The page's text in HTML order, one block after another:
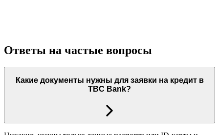
Ответы на частые вопросы
Какие документы нужны для заявки на кредит в
TBC Bank?